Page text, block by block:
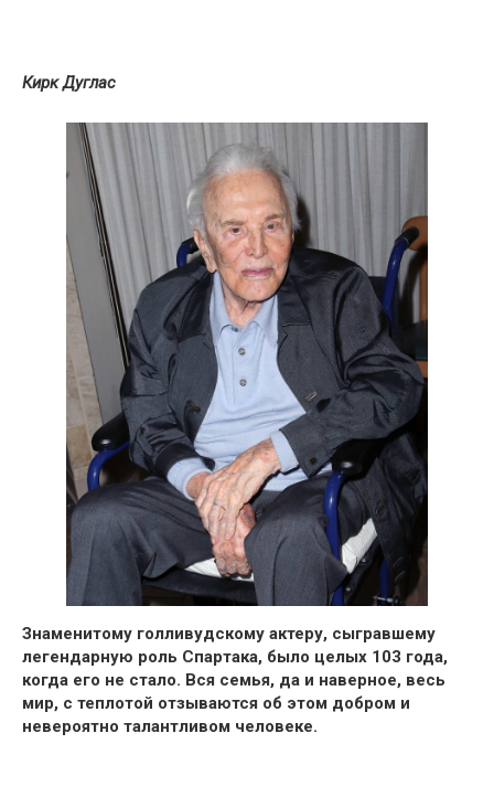
Кирк Дуглас
Знаменитому голливудскому актеру, сыгравшему
легендарную роль Спартака, было целых 103 года,
когда его не стало. Вся семья, да и наверное, весь
мир, с теплотой отзываются об этом добром и
невероятно талантливом человеке.